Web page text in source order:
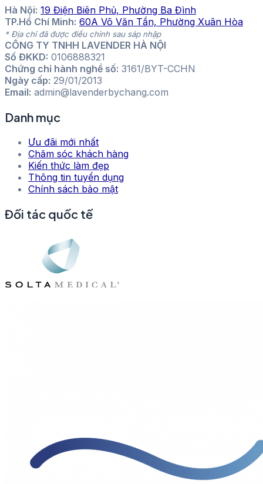
Hà Nội: 19 Điện Biên Phủ, Phường Ba Đình
TP.Hồ Chí Minh: 60A Võ Văn Tần, Phường Xuân Hòa
* Địa chỉ đã được điều chỉnh sau sáp nhập
CÔNG TY TNHH LAVENDER HÀ NỘI
Số ĐKKD: 0106888321
Chứng chỉ hành nghề số: 3161/BYT-CCHN
Ngày cấp: 29/01/2013
Email: admin@lavenderbychang.com
Danh mục
Ưu đãi mới nhất
Chăm sóc khách hàng
Kiến thức làm đẹp
Thông tin tuyển dụng
Chính sách bảo mật
Đối tác quốc tế